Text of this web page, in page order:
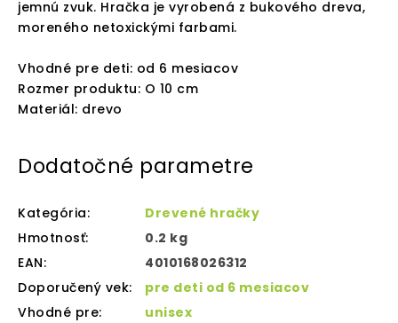
jemnú zvuk. Hračka je vyrobená z bukového dreva,
moreného netoxickými farbami.
Vhodné pre deti: od 6 mesiacov
Rozmer produktu: O 10 cm
Materiál: drevo
Dodatočné parametre
Kategória:
Drevené hračky
Hmotnosť:
0.2 kg
EAN:
4010168026312
Doporučený vek:
pre deti od 6 mesiacov
Vhodné pre:
unisex